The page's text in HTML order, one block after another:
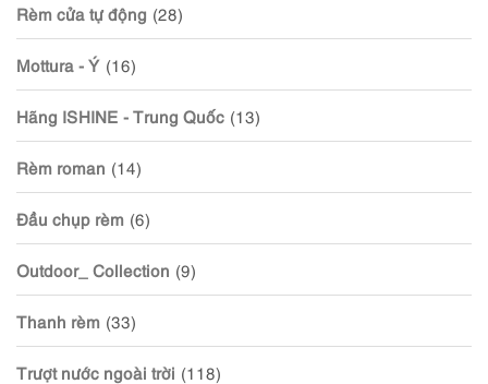
Rèm cửa tự động (28)
Mottura - Ý (16)
Hãng ISHINE - Trung Quốc (13)
Rèm roman (14)
Đầu chụp rèm (6)
Outdoor_ Collection (9)
Thanh rèm (33)
Trượt nước ngoài trời (118)